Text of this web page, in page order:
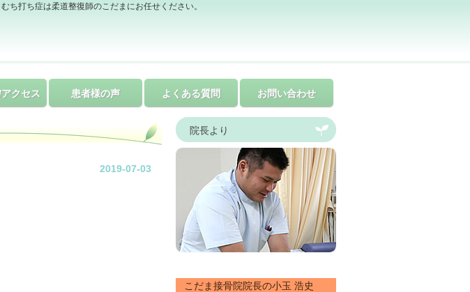
ち打ち症は柔道整復師のこだまにお任せください。
クセス 患者様の声 よくある質問 お問い合わせ
院長より
こだま接骨院院長の小玉 浩史
2019-07-03